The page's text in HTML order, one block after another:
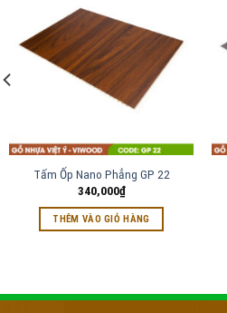
Tấm Ốp Nano Phẳng GP 22
340,000₫
THÊM VÀO GIỎ HÀNG